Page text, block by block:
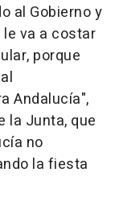
al Gobierno y
va a costar
porque
Andalucía",
la Junta, que
no
la fiesta